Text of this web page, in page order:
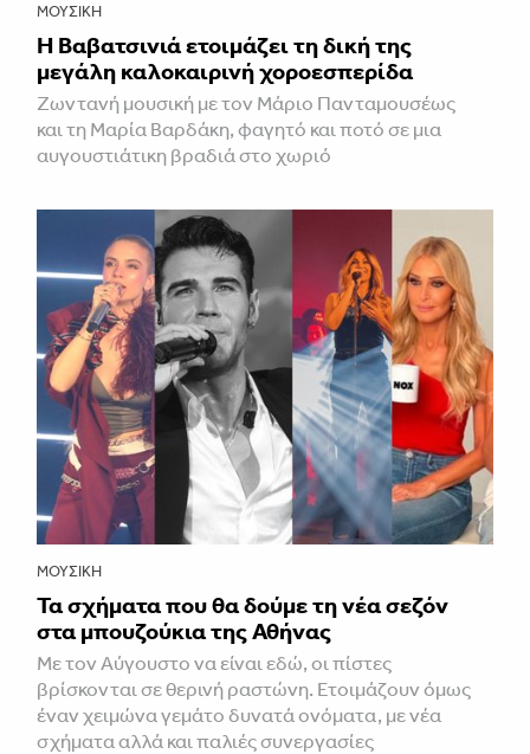
ΜΟΥΣΙΚΉ
Η Βαβατσινιά ετοιμάζει τη δική της
μεγάλη καλοκαιρινή χοροεσπερίδα
Ζωντανή μουσική με τον Μάριο Πανταμουσέως
και τη Μαρία Βαρδάκη, φαγητό και ποτό σε μια
αυγουστιάτικη βραδιά στο χωριό
ΜΟΥΣΙΚΉ
Τα σχήματα που θα δούμε τη νέα σεζόν
στα μπουζούκια της Αθήνας
Με τον Αύγουστο να είναι εδώ, οι πίστες
βρίσκονται σε θερινή ραστώνη. Ετοιμάζουν όμως
έναν χειμώνα γεμάτο δυνατά ονόματα, με νέα
σχήματα αλλά και παλιές συνεργασίες